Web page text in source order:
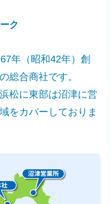
ク
年（昭和42年）創
総合商社です。
松に東部は沼津に営
をカバーしておりま